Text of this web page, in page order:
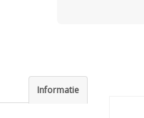
Informatie